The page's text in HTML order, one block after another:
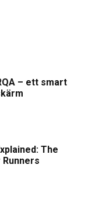
– ett smart
The